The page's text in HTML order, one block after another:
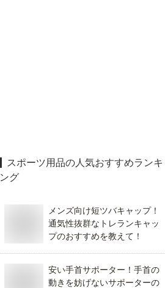
スポーツ用品の人気おすすめランキ
ング
メンズ向け短ツバキャップ！
通気性抜群なトレランキャッ
プのおすすめを教えて！
安い手首サポーター！手首の
動きを妨げないサポーターの